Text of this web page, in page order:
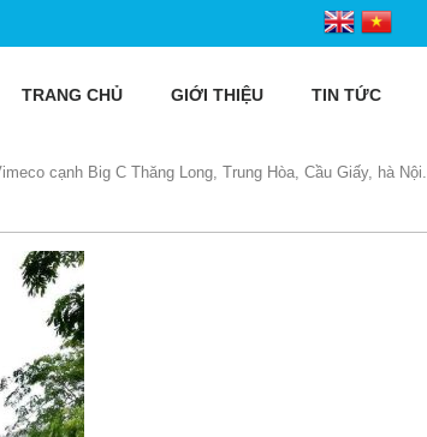
TRANG CHỦ GIỚI THIỆU TIN TỨC
cạnh Big C Thăng Long, Trung Hòa, Cầu Giấy, hà Nội.